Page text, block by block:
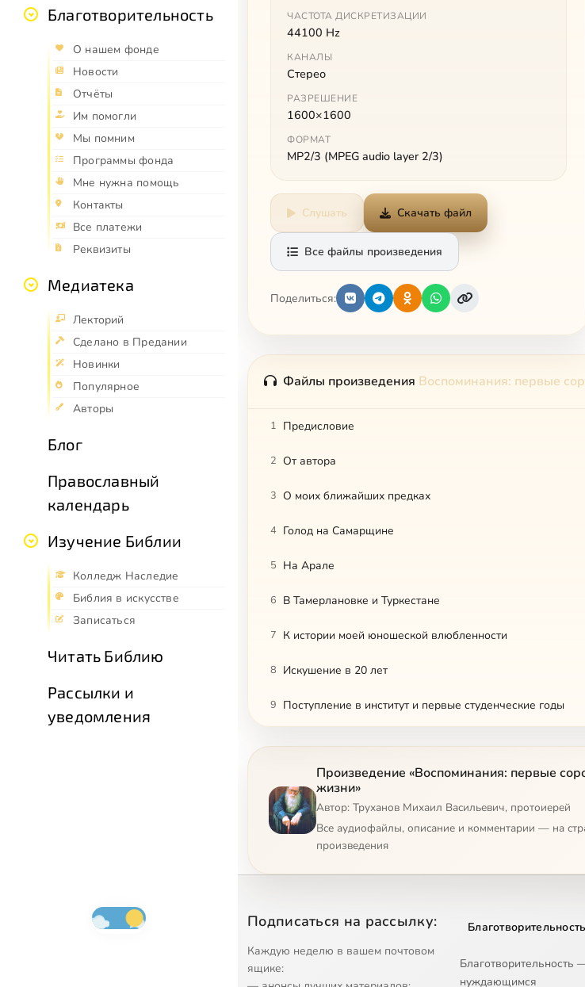
Благотворительность
О нашем фонде
Новости
Отчёты
Им помогли
Мы помним
Программы фонда
Мне нужна помощь
Контакты
Все платежи
Реквизиты
Медиатека
Лекторий
Сделано в Предании
Новинки
Популярное
Авторы
Блог
Православный
календарь
Изучение Библии
Колледж Наследие
Библия в искусстве
Записаться
Читать Библию
Рассылки и
уведомления
ЧАСТОТА ДИСКРЕТИЗАЦИИ
44100 Hz
КАНАЛЫ
Стерео
РАЗРЕШЕНИЕ
1600×1600
ФОРМАТ
MP2/3 (MPEG audio layer 2/3)
Слушать Скачать файл
Все файлы произведения
Поделиться:
Файлы произведения Воспоминания: первые
1 Предисловие
2 От автора
3 О моих ближайших предках
4 Голод на Самарщине
5 На Арале
6 В Тамерлановке и Туркестане
7 К истории моей юношеской влюбленности
8 Искушение в 20 лет
9 Поступление в институт и первые студенческие годы
Предпасхальный пост в камере 212
12 Человек поистине свободен тогда, когда живет
На 123 лагпункте Унжлага
14 Хлеб наш насущный даждь нам днесь
16 В бригаде могильщиков
17
Произведение «Воспоминания: первые
жизни»
Автор: Труханов Михаил Васильевич, протоиерей
Все аудиофайлы, описание и комментарии — на
произведения
Подписаться на рассылку:
Каждую неделю в вашем почтовом
ящике:
Благотворительность
Благотворительность
нуждающимся